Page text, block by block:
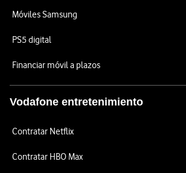
Móviles Samsung
PS5 digital
Financiar móvil a plazos
Vodafone entretenimiento
Contratar Netflix
Contratar HBO Max